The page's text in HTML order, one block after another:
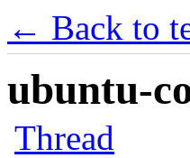
← Back to
ubuntu-
Thread